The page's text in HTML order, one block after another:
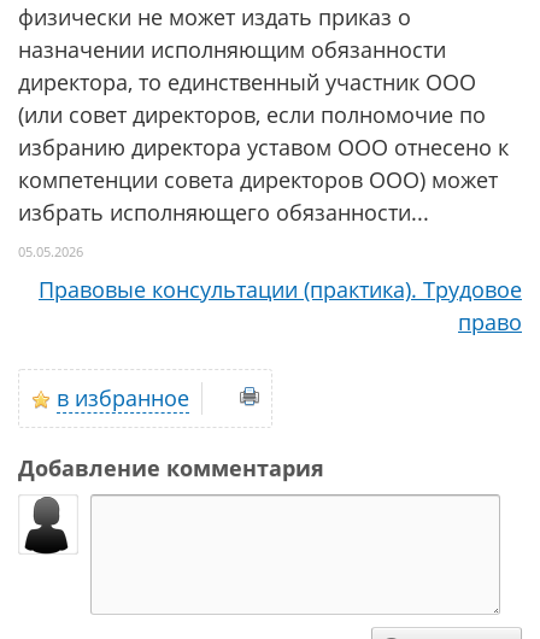
физически не может издать приказ о
назначении исполняющим обязанности
директора, то единственный участник ООО
(или совет директоров, если полномочие по
избранию директора уставом ООО отнесено к
компетенции совета директоров ООО) может
избрать исполняющего обязанности...
05.05.2026
Правовые консультации (практика). Трудовое
право
в избранное
Добавление комментария